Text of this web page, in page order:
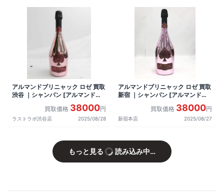
アルマンドブリニャック ロゼ 買取
渋谷 ｜シャンパン [アルマンドブ
リニャック ロゼ]をお酒
買取価格 38000円
ラストラボ渋谷店 2025/08/28
アルマンドブリニャック ロゼ 買取
新宿 ｜シャンパン [アルマンドブ
リニャック ロゼ]をお酒
買取価格 38000円
新宿本店 2025/08/27
もっと見る 読み込み中…